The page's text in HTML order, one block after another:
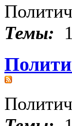
Темы: